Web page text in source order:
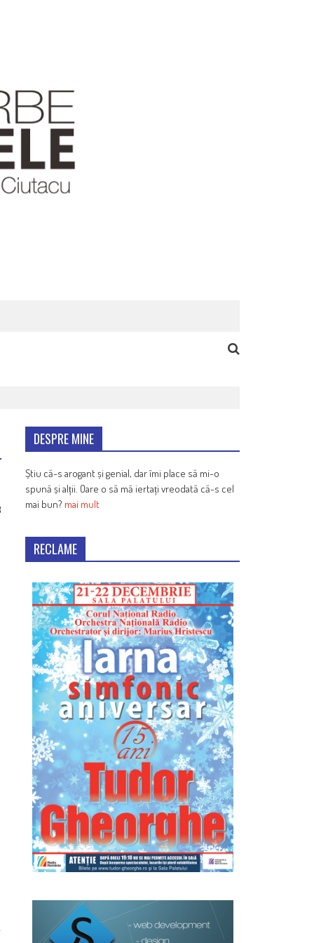
DESPRE MINE
Știu că-s arogant și genial, dar îmi place să mi-o
spună și alții. Oare o să mă iertați vreodată că-s cel
mai bun? mai mult
RECLAME